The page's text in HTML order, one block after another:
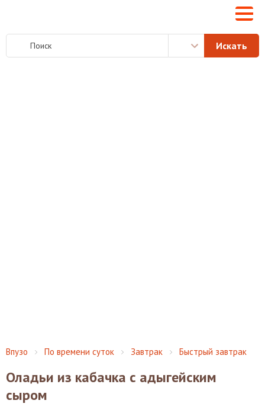
Впузо По времени суток Завтрак Быстрый завтрак
Оладьи из кабачка с адыгейским
сыром